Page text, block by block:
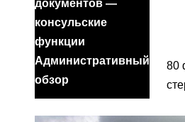
документов —
консульские
функции
Административный
обзор
80